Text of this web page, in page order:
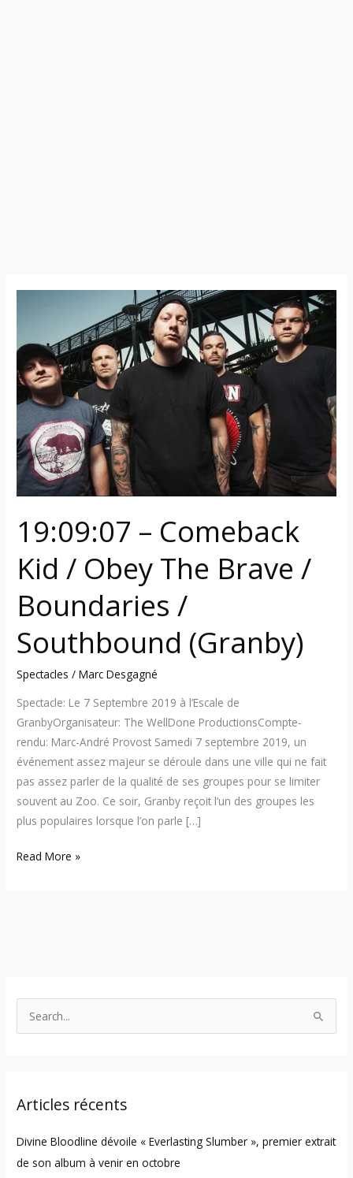
19:09:07 – Comeback
Kid / Obey The Brave /
Boundaries /
Southbound (Granby)
Spectacles /Marc Desgagné
Spectacle: Le 7 Septembre 2019 à l’Escale de
GranbyOrganisateur: The WellDone ProductionsCompte-
rendu: Marc-André Provost Samedi 7 septembre 2019, un
événement assez majeur se déroule dans une ville qui ne fait
pas assez parler de la qualité de ses groupes pour se limiter
souvent au Zoo. Ce soir, Granby reçoit l’un des groupes les
plus populaires lorsque l’on parle […]
Comeback
Kid
/
Obey
Brave
/
Boundaries
/
(Granby)
Read More »
c
f
o
Articles récents
Divine Bloodline dévoile « Everlasting Slumber », premier extrait
de son album à venir en octobre